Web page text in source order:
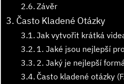
Závěr
Často Kladené Otázky
Jak vytvořit krátká
1. Jaké jsou nejlepší
2. Jaký je nejlepší
Často kladené otázky